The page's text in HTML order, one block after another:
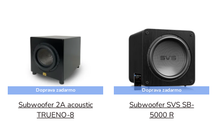
Doprava zadarmo
Subwoofer 2A acoustic
TRUENO-8
Doprava zadarmo
Subwoofer SVS SB-
5000 R